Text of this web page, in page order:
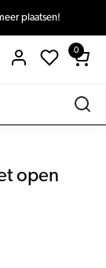
plaatsen!
0
open